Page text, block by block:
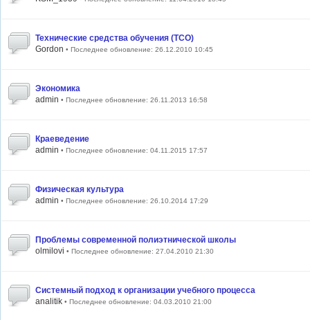
Технические средства обучения (ТСО)
Gordon • Последнее обновление: 26.12.2010 10:45
Экономика
admin • Последнее обновление: 26.11.2013 16:58
Краеведение
admin • Последнее обновление: 04.11.2015 17:57
Физическая культура
admin • Последнее обновление: 26.10.2014 17:29
Проблемы современной полиэтнической школы
olmilovi • Последнее обновление: 27.04.2010 21:30
Системный подход к организации учебного процесса
analitik • Последнее обновление: 04.03.2010 21:00